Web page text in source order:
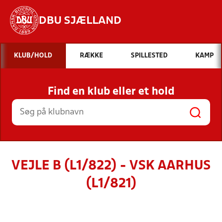
DBU SJÆLLAND
Hvad vil du søge efter?
INDHOLD OG NYHEDER
STILLINGER, RESULTATER, KLUBBER OG
HOLD
KLUB/HOLD RÆKKE SPILLESTED KAMP
Find en klub eller et hold
VEJLE B (L1/822) - VSK AARHUS
(L1/821)